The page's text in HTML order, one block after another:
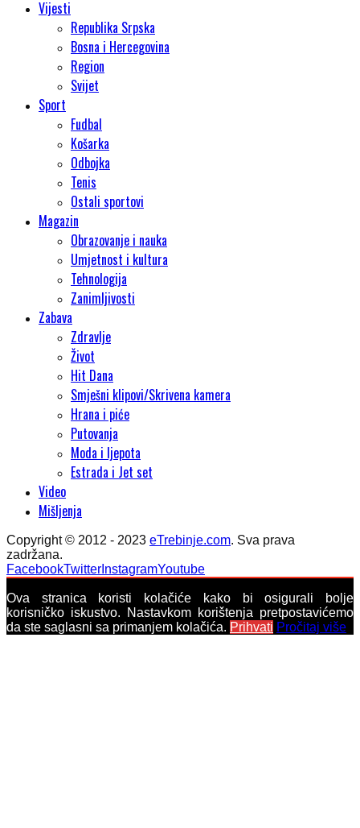
Vijesti
Republika Srpska
Bosna i Hercegovina
Region
Svijet
Sport
Fudbal
Košarka
Odbojka
Tenis
Ostali sportovi
Magazin
Obrazovanje i nauka
Umjetnost i kultura
Tehnologija
Zanimljivosti
Zabava
Zdravlje
Život
Hit Dana
Smješni klipovi/Skrivena kamera
Hrana i piće
Putovanja
Moda i ljepota
Estrada i Jet set
Video
Mišljenja
Copyright © 2012 - 2023 eTrebinje.com. Sva prava
zadržana.
FacebookTwitter InstagramYoutube
Ova stranica koristi kolačiće kako bi osigurali bolje
korisničko iskustvo. Nastavkom korištenja pretpostavićemo
da ste saglasni sa primanjem kolačića. Prihvati Pročitaj više